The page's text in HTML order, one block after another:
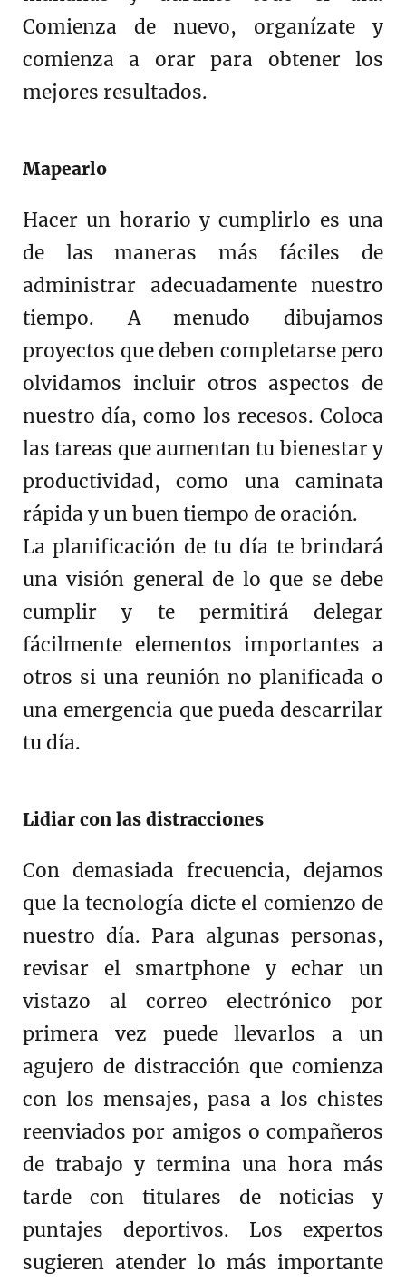
Comienza de nuevo, organízate y
comienza a orar para obtener los
mejores resultados.
Mapearlo
Hacer un horario y cumplirlo es una
de las maneras más fáciles de
administrar adecuadamente nuestro
tiempo. A menudo dibujamos
proyectos que deben completarse pero
olvidamos incluir otros aspectos de
nuestro día, como los recesos. Coloca
las tareas que aumentan tu bienestar y
productividad, como una caminata
rápida y un buen tiempo de oración.
La planificación de tu día te brindará
una visión general de lo que se debe
cumplir y te permitirá delegar
fácilmente elementos importantes a
otros si una reunión no planificada o
una emergencia que pueda descarrilar
tu día.
Lidiar con las distracciones
Con demasiada frecuencia, dejamos
que la tecnología dicte el comienzo de
nuestro día. Para algunas personas,
revisar el smartphone y echar un
vistazo al correo electrónico por
primera vez puede llevarlos a un
agujero de distracción que comienza
con los mensajes, pasa a los chistes
reenviados por amigos o compañeros
de trabajo y termina una hora más
tarde con titulares de noticias y
puntajes deportivos. Los expertos
sugieren atender lo más importante